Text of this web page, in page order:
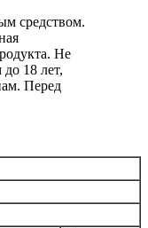
средством.
Не
18 лет,
Перед